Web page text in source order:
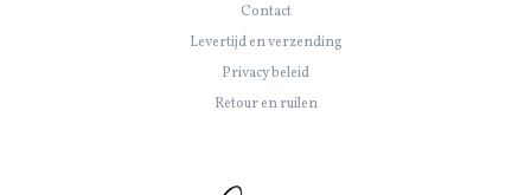
Contact
Levertijd en verzending
Privacy beleid
Retour en ruilen